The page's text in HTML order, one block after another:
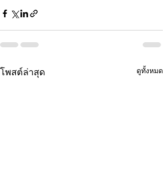
โพสต์ล่าสุด ดูทั้งหมด